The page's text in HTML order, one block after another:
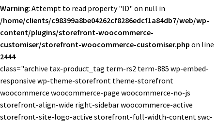
Warning: Attempt to read property "ID" on null in
/home/clients/c98399a8be04262cf8286edcf1a84db7/web/wp-
content/plugins/storefront-woocommerce-
customiser/storefront-woocommerce-customiser.php on line
2444
class="archive tax-product_tag term-rs2 term-885 wp-embed-
responsive wp-theme-storefront theme-storefront
woocommerce woocommerce-page woocommerce-no-js
storefront-align-wide right-sidebar woocommerce-active
storefront-site-logo-active storefront-full-width-content swc-